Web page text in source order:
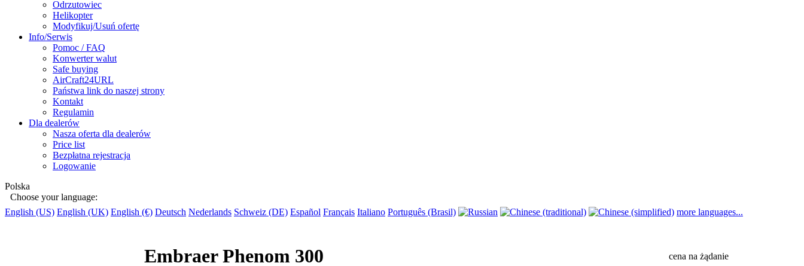
Odrzutowiec
Helikopter
Modyfikuj/Usuń ofertę
Info/Serwis
Pomoc / FAQ
Konwerter walut
Safe buying
AirCraft24URL
Państwa link do naszej strony
Kontakt
Regulamin
Dla dealerów
Nasza oferta dla dealerów
Price list
Bezpłatna rejestracja
Logowanie
Polska
Choose your language:
English (US) English (UK) English (€) Deutsch Nederlands Schweiz (DE) Español Français Italiano Português (Brasil) more languages...
Embraer Phenom 300 cena na żądanie